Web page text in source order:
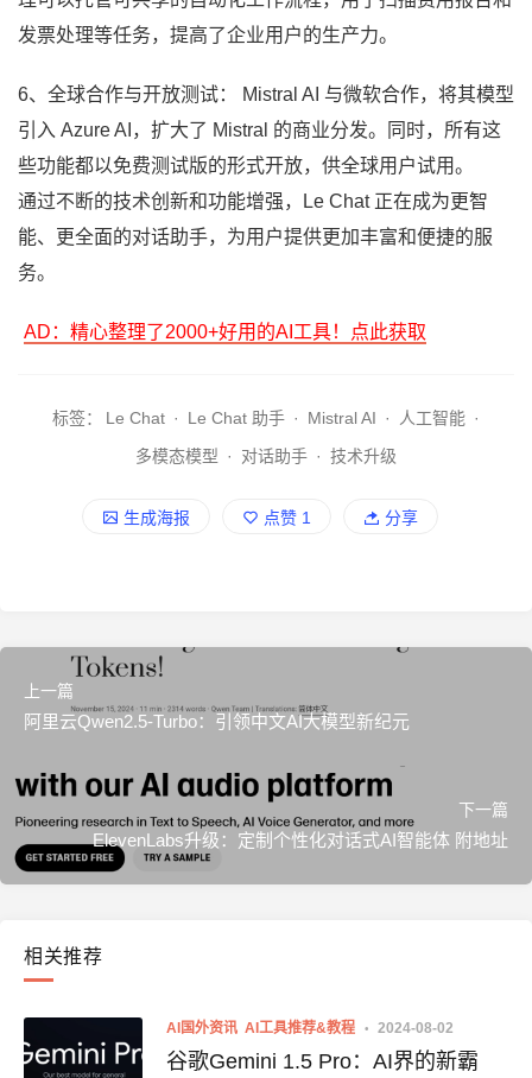
发票处理等任务，提高了企业用户的生产力。
6、全球合作与开放测试： Mistral AI 与微软合作，将其模型
引入 Azure AI，扩大了 Mistral 的商业分发。同时，所有这
些功能都以免费测试版的形式开放，供全球用户试用。
通过不断的技术创新和功能增强，Le Chat 正在成为更智
能、更全面的对话助手，为用户提供更加丰富和便捷的服
务。
AD：精心整理了2000+好用的AI工具！点此获取
标签： Le Chat · Le Chat 助手 · Mistral AI · 人工智能 ·
多模态模型 · 对话助手 · 技术升级
生成海报 点赞 1 分享
上一篇
阿里云Qwen2.5-Turbo：引领中文AI大模型新纪元
下一篇
ElevenLabs升级：定制个性化对话式AI智能体 附地址
相关推荐
AI国外资讯 AI工具推荐&教程 2024-08-02
谷歌Gemini 1.5 Pro：AI界的新霸